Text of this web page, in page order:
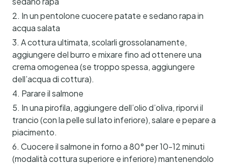
In un pentolone cuocere patate e sedano rapa in
acqua salata
A cottura ultimata, scolarli grossolanamente,
aggiungere del burro e mixare fino ad ottenere una
crema omogenea (se troppo spessa, aggiungere
dell’acqua di cottura).
Parare il salmone
In una pirofila, aggiungere dell’olio d’oliva, riporvi il
trancio (con la pelle sul lato inferiore), salare e pepare a
piacimento.
Cuocere il salmone in forno a 80° per 10-12 minuti
(modalità cottura superiore e inferiore) mantenendolo